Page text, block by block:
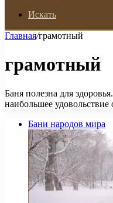
Искать
Главная/грамотный
грамотный
Баня полезна для
наибольшее
Бани народов мира